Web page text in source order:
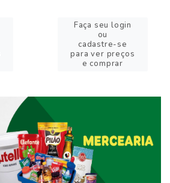
Faça seu login
ou
cadastre-se
para ver preços
e comprar